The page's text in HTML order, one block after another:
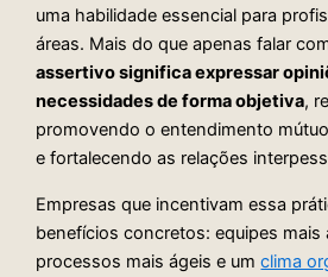
uma habilidade essencial para
áreas. Mais do que apenas falar
assertivo significa expressar
necessidades de forma objetiva,
promovendo o entendimento
e fortalecendo as relações
Empresas que incentivam essa
benefícios concretos: equipes mais
processos mais ágeis e umclima